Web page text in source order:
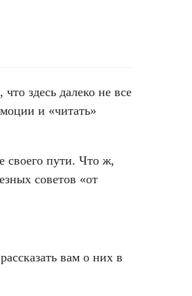
здесь далеко не все
и «читать»
своего пути. Что ж,
советов «от
вам о них в